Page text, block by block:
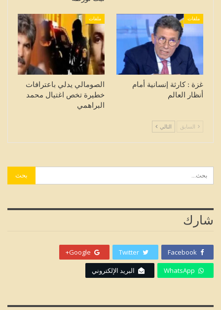
ملفات
غزة : كارثة إنسانية أمام
أنظار العالم
ملفات
الصومالي يدلي باعترافات
خطيرة تخص اغتيال محمد
البراهمي
السابق التالي
شارك
Facebook
Twitter
Google+
WhatsApp البريد الإلكتروني